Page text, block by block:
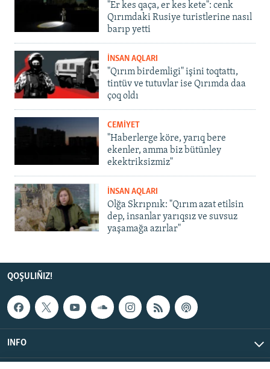
"Er kes qaça, er kes kete": cenk
Qırımdaki Rusiye turistlerine nasıl
barıp yetti
İNSAN AQLARI
"Qırım birdemligi" işini toqtattı,
tintüv ve tutuvlar ise Qırımda daa
çoq oldı
CEMİYET
"Haberlerge köre, yarıq bere
ekenler, amma biz bütünley
ekektriksizmiz"
İNSAN AQLARI
Olğa Skrıpnık: "Qırım azat etilsin
dep, insanlar yarıqsız ve suvsuz
yaşamağa azırlar"
QOŞULIÑIZ!
INFO